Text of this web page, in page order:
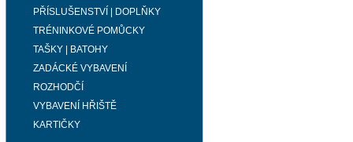
PŘÍSLUŠENSTVÍ | DOPLŇKY
TRÉNINKOVÉ POMŮCKY
TAŠKY | BATOHY
ZADÁCKÉ VYBAVENÍ
ROZHODČÍ
VYBAVENÍ HŘIŠTĚ
KARTIČKY